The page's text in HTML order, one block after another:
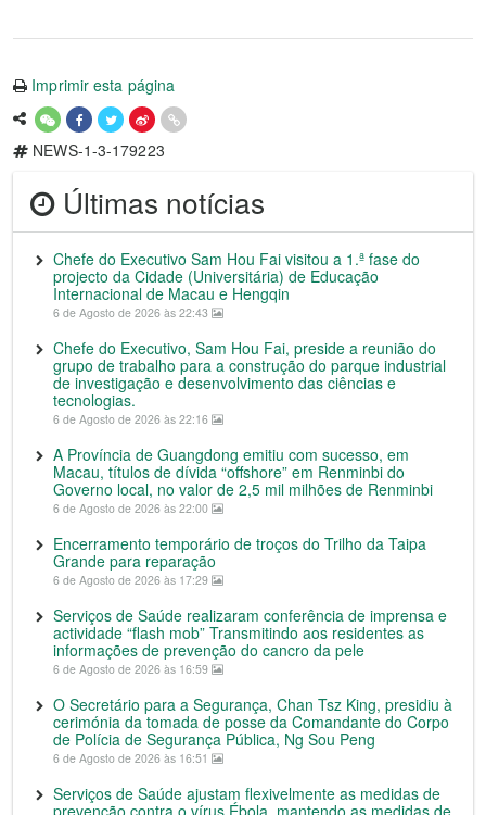
Imprimir esta página
NEWS-1-3-179223
Últimas notícias
Chefe do Executivo Sam Hou Fai visitou a 1.ª fase do
projecto da Cidade (Universitária) de Educação
Internacional de Macau e Hengqin
6 de Agosto de 2026 às 22:43
Chefe do Executivo, Sam Hou Fai, preside a reunião do
grupo de trabalho para a construção do parque industrial
de investigação e desenvolvimento das ciências e
tecnologias.
6 de Agosto de 2026 às 22:16
A Província de Guangdong emitiu com sucesso, em
Macau, títulos de dívida “offshore” em Renminbi do
Governo local, no valor de 2,5 mil milhões de Renminbi
6 de Agosto de 2026 às 22:00
Encerramento temporário de troços do Trilho da Taipa
Grande para reparação
6 de Agosto de 2026 às 17:29
Serviços de Saúde realizaram conferência de imprensa e
actividade “flash mob” Transmitindo aos residentes as
informações de prevenção do cancro da pele
6 de Agosto de 2026 às 16:59
O Secretário para a Segurança, Chan Tsz King, presidiu à
cerimónia da tomada de posse da Comandante do Corpo
de Polícia de Segurança Pública, Ng Sou Peng
6 de Agosto de 2026 às 16:51
Serviços de Saúde ajustam flexivelmente as medidas de